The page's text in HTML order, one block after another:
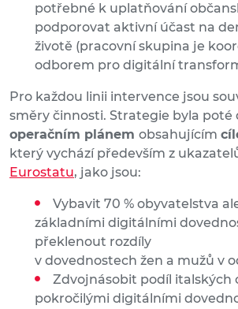
potřebné k uplatňování
podporovat aktivní účast na
životě (pracovní skupina je
odborem pro digitální
Pro každou linii intervence jsou
směry činnosti. Strategie byla poté
operačním plánem obsahujícím
který vychází především z
Eurostatu, jako jsou:
Vybavit 70 % obyvatelstva
základními digitálními
překlenout rozdíly
v dovednostech žen a mužů v
Zdvojnásobit podíl italských
pokročilými digitálními